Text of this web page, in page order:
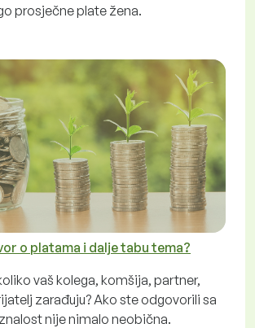
prosječne plate žena.
o platama i dalje tabu tema?
vaš kolega, komšija, partner,
zarađuju? Ako ste odgovorili sa
nije nimalo neobična.